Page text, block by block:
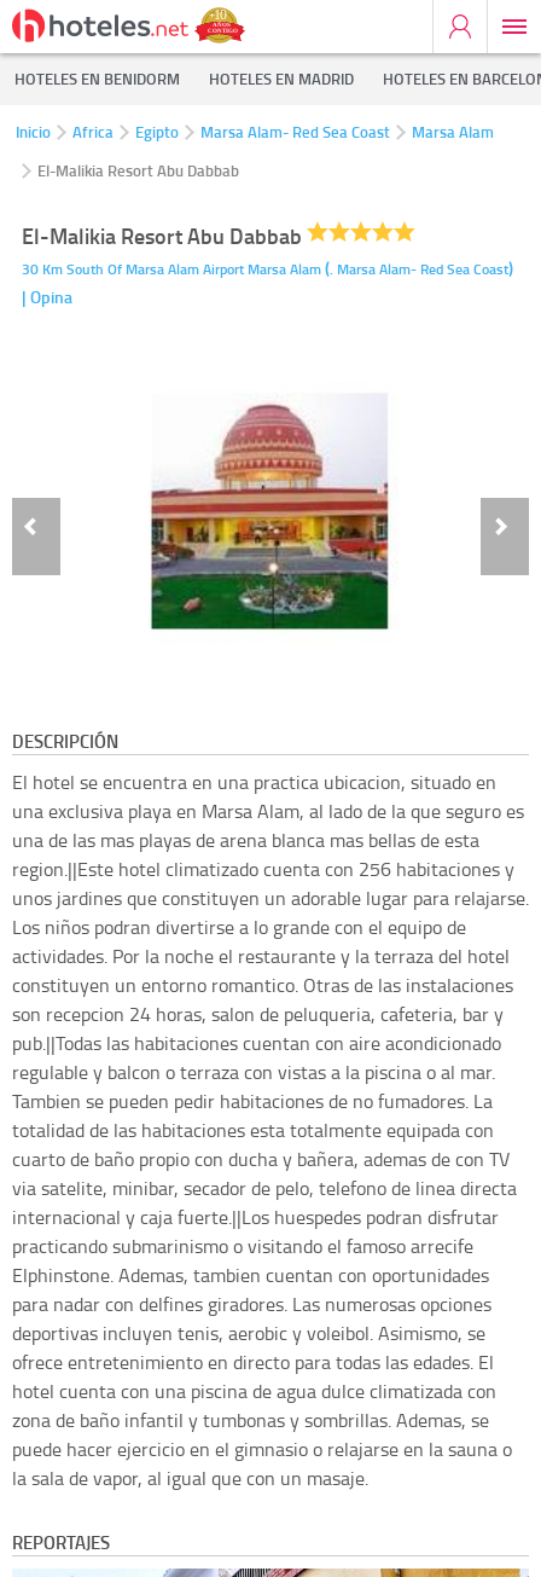
HOTELES EN BENIDORM HOTELES EN MADRID HOTELES EN
Inicio Africa Egipto Marsa Alam- Red Sea Coast
Marsa Alam
El-Malikia Resort Abu Dabbab
El-Malikia Resort Abu Dabbab
30 Km South Of Marsa Alam Airport Marsa Alam(. Marsa Alam- Red Sea Coast)
| Opina
DESCRIPCIÓN
El hotel se encuentra en una practica ubicacion, situado en
una exclusiva playa en Marsa Alam, al lado de la que seguro es
una de las mas playas de arena blanca mas bellas de esta
region.||Este hotel climatizado cuenta con 256 habitaciones y
unos jardines que constituyen un adorable lugar para relajarse.
Los niños podran divertirse a lo grande con el equipo de
actividades. Por la noche el restaurante y la terraza del hotel
constituyen un entorno romantico. Otras de las instalaciones
son recepcion 24 horas, salon de peluqueria, cafeteria, bar y
pub.||Todas las habitaciones cuentan con aire acondicionado
regulable y balcon o terraza con vistas a la piscina o al mar.
Tambien se pueden pedir habitaciones de no fumadores. La
totalidad de las habitaciones esta totalmente equipada con
cuarto de baño propio con ducha y bañera, ademas de con TV
via satelite, minibar, secador de pelo, telefono de linea directa
internacional y caja fuerte.||Los huespedes podran disfrutar
practicando submarinismo o visitando el famoso arrecife
Elphinstone. Ademas, tambien cuentan con oportunidades
para nadar con delfines giradores. Las numerosas opciones
deportivas incluyen tenis, aerobic y voleibol. Asimismo, se
ofrece entretenimiento en directo para todas las edades. El
hotel cuenta con una piscina de agua dulce climatizada con
zona de baño infantil y tumbonas y sombrillas. Ademas, se
puede hacer ejercicio en el gimnasio o relajarse en la sauna o
la sala de vapor, al igual que con un masaje.
REPORTAJES